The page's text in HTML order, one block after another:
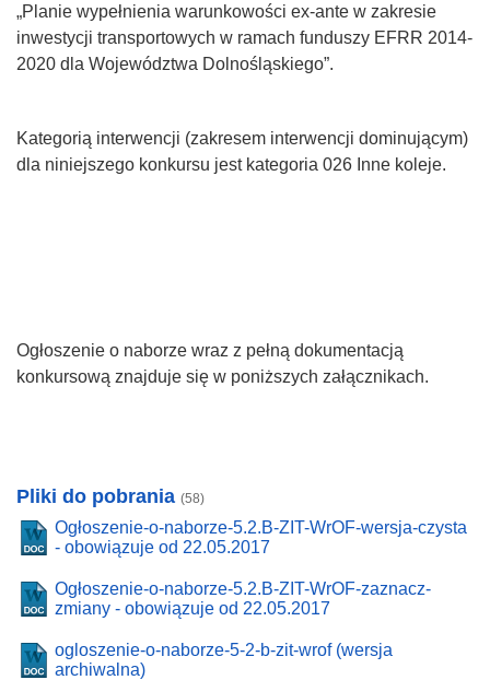
„Planie wypełnienia warunkowości ex-ante w zakresie
inwestycji transportowych w ramach funduszy EFRR 2014-
2020 dla Województwa Dolnośląskiego”.
Kategorią interwencji (zakresem interwencji dominującym)
dla niniejszego konkursu jest kategoria 026 Inne koleje.
Ogłoszenie o naborze wraz z pełną dokumentacją
konkursową znajduje się w poniższych załącznikach.
Pliki do pobrania (58)
Ogłoszenie-o-naborze-5.2.B-ZIT-WrOF-wersja-czysta
- obowiązuje od 22.05.2017
Ogłoszenie-o-naborze-5.2.B-ZIT-WrOF-zaznacz-
zmiany - obowiązuje od 22.05.2017
ogloszenie-o-naborze-5-2-b-zit-wrof (wersja
archiwalna)